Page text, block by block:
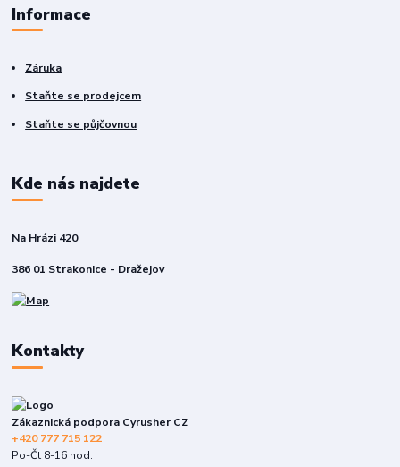
Informace
Záruka
Staňte se prodejcem
Staňte se půjčovnou
Kde nás najdete
Na Hrázi 420
386 01 Strakonice - Dražejov
Kontakty
Zákaznická podpora Cyrusher CZ
+420 777 715 122
Po-Čt 8-16 hod.